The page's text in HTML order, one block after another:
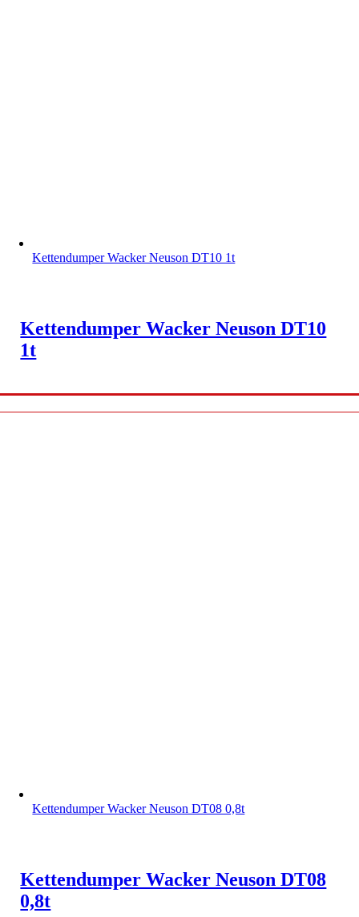
Kettendumper Wacker Neuson DT10 1t
Kettendumper Wacker Neuson DT10
1t
Kettendumper Wacker Neuson DT08 0,8t
Kettendumper Wacker Neuson DT08
0,8t